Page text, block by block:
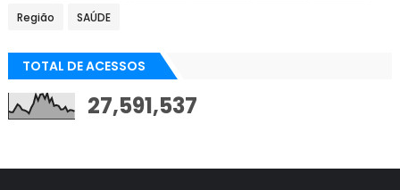
Região SAÚDE
TOTAL DE ACESSOS
27,591,537